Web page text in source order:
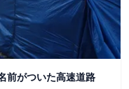
前がついた高速道路